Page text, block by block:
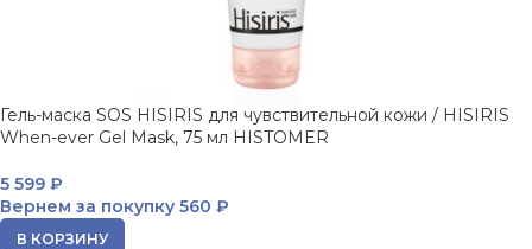
Гель-маска SOS HISIRIS для чувствительной кожи / HISIRIS
When-ever Gel Mask, 75 мл HISTOMER
5 599 ₽
Вернем за покупку 560 ₽
В КОРЗИНУ